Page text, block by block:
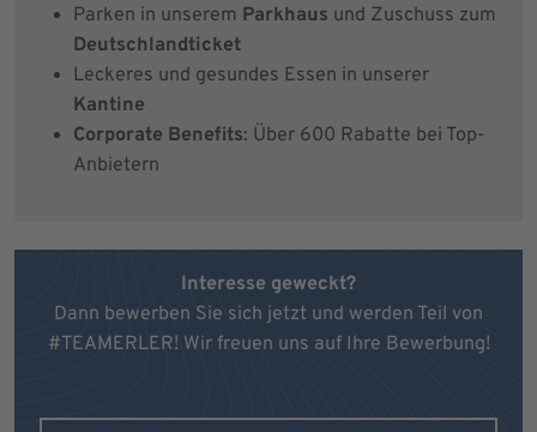
Parken in unserem Parkhaus und Zuschuss zum
Deutschlandticket
Leckeres und gesundes Essen in unserer
Kantine
Corporate Benefits: Über 600 Rabatte bei Top-
Anbietern
Interesse geweckt?
Dann bewerben Sie sich jetzt und werden Teil von
#TEAMERLER! Wir freuen uns auf Ihre Bewerbung!